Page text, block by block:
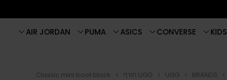
KIDS
CONVERSE
ASICS
PUMA
AIR JORDAN
BRANDS
UGG UGG חורף Classic mini boot black